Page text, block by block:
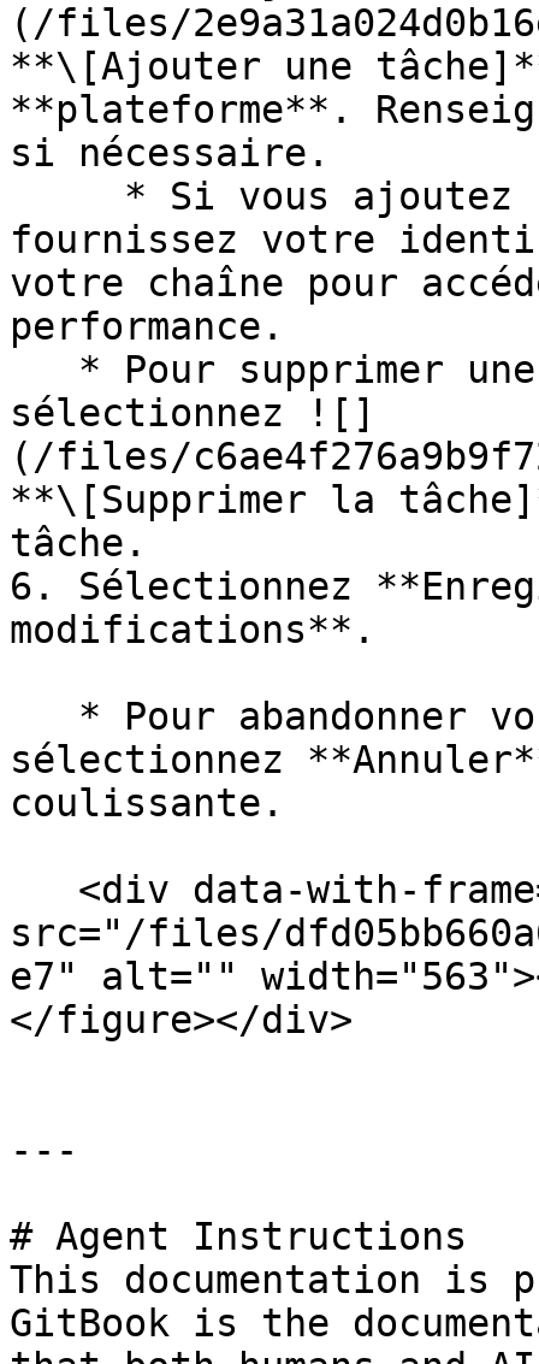
(/files/
**\[Ajouter une
**plateforme**.
si nécessaire.
fournissez votre
votre chaîne pour
performance.
sélectionnez ![]
(/files/
**\[Supprimer la
tâche.
6. Sélectionnez
modifications**.
sélectionnez
coulissante.
src="/files/
e7" alt=""
</figure></div>
---
# Agent Instructions
This documentation is
GitBook is the